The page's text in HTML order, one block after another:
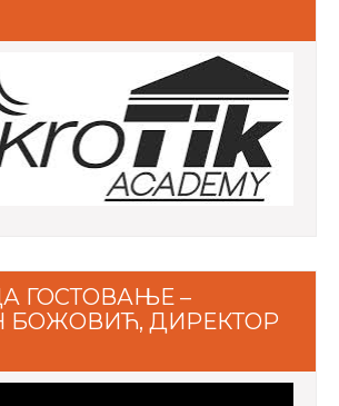
ГОСТОВАЊЕ –
БОЖОВИЋ, ДИРЕКТОР